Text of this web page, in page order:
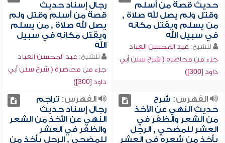
حديث قصة من أسلم
وقتل ولم يصل لله صلاة ,
من يسلم ويقتل مكانه
في سبيل الله
للشيخ: عبد المحسن العباد
جزء من محاضرة ( شرح سنن أبي
داود [300])
رجال إسناد حديث
قصة من أسلم وقتل ولم
يصل لله صلاة , من يسلم
ويقتل مكانه في سبيل
الله
للشيخ: عبد المحسن العباد
جزء من محاضرة ( شرح سنن أبي
داود [300])
الفهرس: شرح
حديث النهي عن الأخذ
من الشعر والظفر في
العشر للمضحي , الرجل
يأخذ من شعره في العشر
الفهرس: تراجم
رجال إسناد حديث
النهي عن الأخذ من الشعر
والظفر في العشر
للمضحي , الرجل يأخذ من